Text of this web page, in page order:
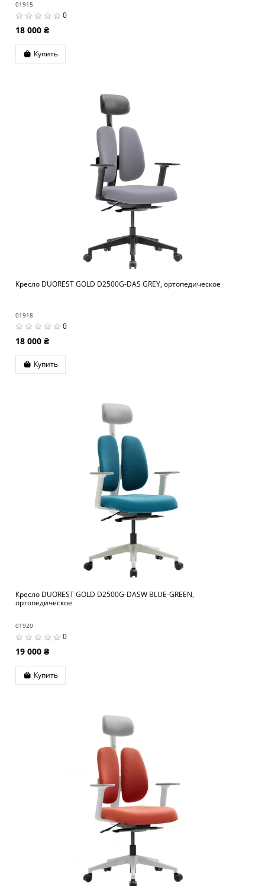
01915
0
18 000 ₴
Купить
Кресло DUOREST GOLD D2500G-DAS GREY, ортопедическое
01918
0
18 000 ₴
Купить
Кресло DUOREST GOLD D2500G-DASW BLUE-GREEN,
ортопедическое
01920
0
19 000 ₴
Купить